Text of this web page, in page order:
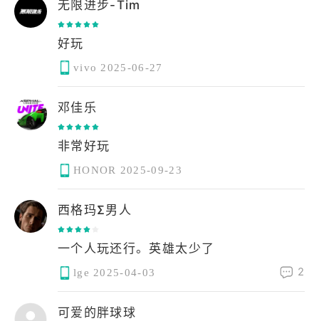
无限进步-Tim
好玩
vivo 2025-06-27
邓佳乐
非常好玩
HONOR 2025-09-23
西格玛Σ男人
一个人玩还行。英雄太少了
lge 2025-04-03 2
可爱的胖球球